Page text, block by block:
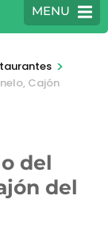
MENU
>
Cajón
del
del